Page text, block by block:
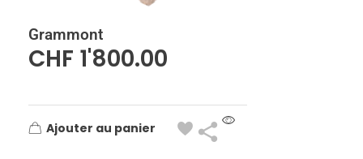
Grammont
CHF 1'800.00
Ajouter au panier